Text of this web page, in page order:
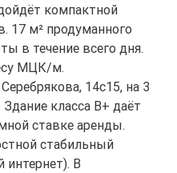
компактной
17 м² продуманного
в течение всего дня.
МЦК/м.
14с15, на 3
класса B+ даёт
ставке аренды.
стабильный
интернет). В